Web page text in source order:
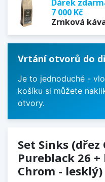
Dárek
7 000 Kč
Zrnková
Vrtání otvorů do
Je to jednoduché -
košíku si můžete
otvory.
Set Sinks (dřez
Pureblack 26
Chrom - lesklý)